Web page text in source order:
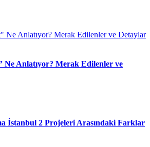
Ne Anlatıyor? Merak Edilenler ve
İstanbul 2 Projeleri Arasındaki Farklar